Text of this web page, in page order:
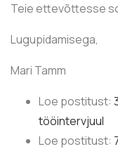
Teie ettevõttesse
Lugupidamisega,
Mari Tamm
Loe postitust:
tööintervjuul
Loe postitust: